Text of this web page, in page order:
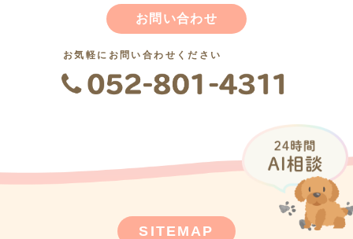
お問い合わせ
お気軽にお問い合わせください
SITEMAP